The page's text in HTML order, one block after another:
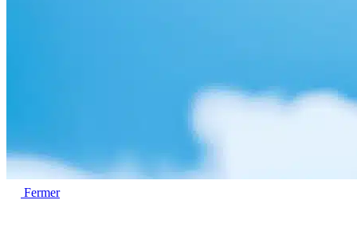
Fermer